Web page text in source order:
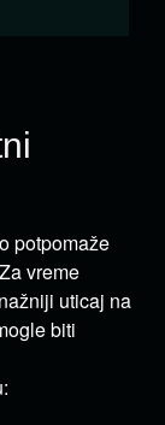
potpomaže
vreme
uticaj na
biti